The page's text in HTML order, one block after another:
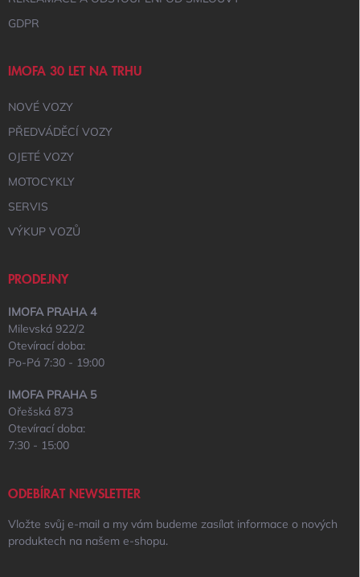
GDPR
IMOFA 30 LET NA TRHU
NOVÉ VOZY
PŘEDVÁDĚCÍ VOZY
OJETÉ VOZY
MOTOCYKLY
SERVIS
VÝKUP VOZŮ
PRODEJNY
IMOFA PRAHA 4
Milevská 922/2
Otevírací doba:
Po-Pá 7:30 - 19:00
IMOFA PRAHA 5
Ořešská 873
Otevírací doba:
7:30 - 15:00
ODEBÍRAT NEWSLETTER
Vložte svůj e-mail a my vám budeme zasílat informace o nových
produktech na našem e-shopu.